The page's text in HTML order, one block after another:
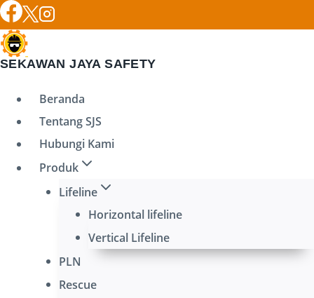
Skip
to
content
SEKAWAN JAYA SAFETY
Beranda
Tentang SJS
Hubungi Kami
Produk
Lifeline
Horizontal lifeline
Vertical Lifeline
PLN
Rescue